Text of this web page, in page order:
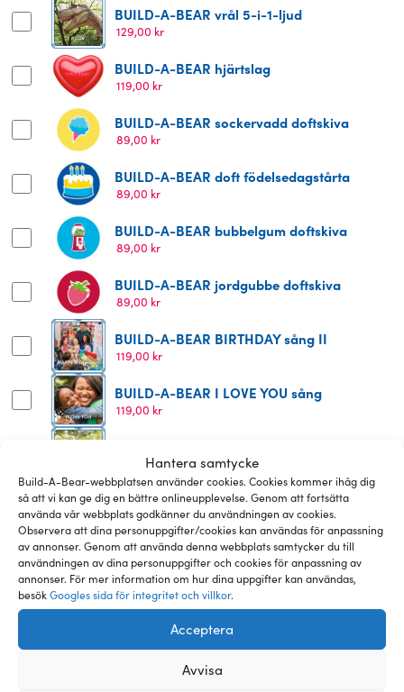
Hantera samtycke
Build-A-Bear-webbplatsen använder cookies. Cookies kommer ihåg dig
så att vi kan ge dig en bättre onlineupplevelse. Genom att fortsätta
använda vår webbplats godkänner du användningen av cookies.
Observera att dina personuppgifter/cookies kan användas för anpassning
av annonser. Genom att använda denna webbplats samtycker du till
användningen av dina personuppgifter och cookies för anpassning av
annonser. För mer information om hur dina uppgifter kan användas,
besök Googles sida för integritet och villkor.
Acceptera
Avvisa
priset
var:
priset
är:
BUILD-A-BEAR vrål 5-i-1-ljud
129,00 kr
BUILD-A-BEAR hjärtslag
119,00 kr
BUILD-A-BEAR sockervadd doftskiva
89,00 kr
BUILD-A-BEAR doft födelsedagstårta
89,00 kr
BUILD-A-BEAR bubbelgum doftskiva
89,00 kr
BUILD-A-BEAR jordgubbe doftskiva
89,00 kr
BUILD-A-BEAR BIRTHDAY sång II
119,00 kr
BUILD-A-BEAR I LOVE YOU sång
119,00 kr
129,00kr
BUILD-A-BEAR corescent doft Tutti Frutti
doftskiva
89,00kr
BUILD-
A-
BEAR
gosedjur
Lägg till i varukorg
Tilläggsinfo